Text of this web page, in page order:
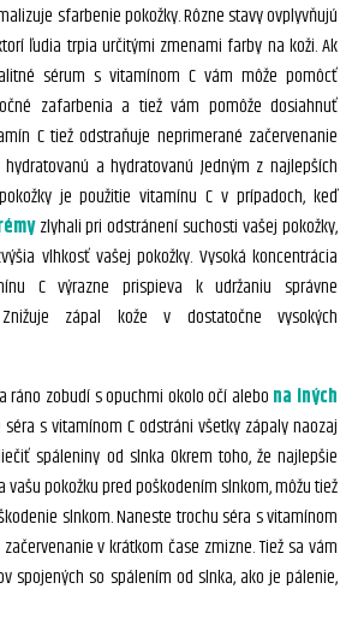
sfarbenie pokožky. Rôzne stavy ovplyvňujú
ľudia trpia určitými zmenami farby na koži. Ak
sérum s vitamínom C vám môže pomôcť
zafarbenia a tiež vám pomôže dosiahnuť
C tiež odstraňuje neprimerané začervenanie
hydratovanú a hydratovanú Jedným z najlepších
je použitie vitamínu C v prípadoch, keď
zlyhali pri odstránení suchosti vašej pokožky,
vlhkosť vašej pokožky. Vysoká koncentrácia
C výrazne prispieva k udržaniu správne
zápal kože v dostatočne vysokých
ráno zobudí s opuchmi okolo očí alebo na iných
séra s vitamínom C odstráni všetky zápaly naozaj
spáleniny od slnka Okrem toho, že najlepšie
vašu pokožku pred poškodením slnkom, môžu tiež
slnkom. Naneste trochu séra s vitamínom
v krátkom čase zmizne. Tiež sa vám
spojených so spálením od slnka, ako je pálenie,